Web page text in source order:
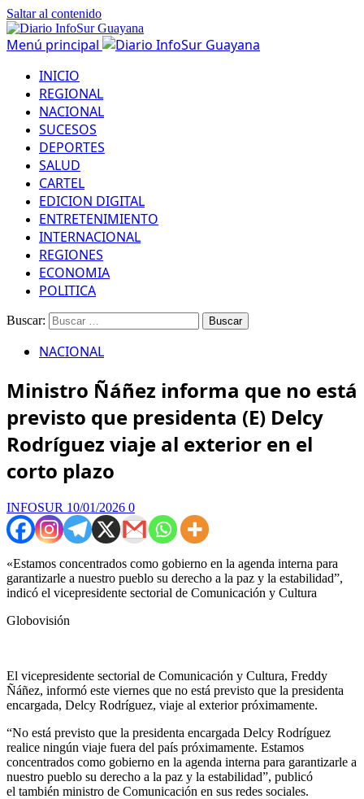
Saltar al contenido
Menú principal
INICIO
REGIONAL
NACIONAL
SUCESOS
DEPORTES
SALUD
CARTEL
EDICION DIGITAL
ENTRETENIMIENTO
INTERNACIONAL
REGIONES
ECONOMIA
POLITICA
Buscar:
NACIONAL
Ministro Ñáñez informa que no está
previsto que presidenta (E) Delcy
Rodríguez viaje al exterior en el
corto plazo
INFOSUR 10/01/2026 0
«Estamos concentrados como gobierno en la agenda interna para
garantizarle a nuestro pueblo su derecho a la paz y la estabilidad”,
indicó el vicepresidente sectorial de Comunicación y Cultura
Globovisión
El vicepresidente sectorial de Comunicación y Cultura, Freddy
Ñáñez, informó este viernes que no está previsto que la presidenta
encargada, Delcy Rodríguez, viaje al exterior próximamente.
“No está previsto que la presidenta encargada Delcy Rodríguez
realice ningún viaje fuera del país próximamente. Estamos
concentrados como gobierno en la agenda interna para garantizarle a
nuestro pueblo su derecho a la paz y la estabilidad”, publicó
el también ministro de Comunicación en sus redes sociales.